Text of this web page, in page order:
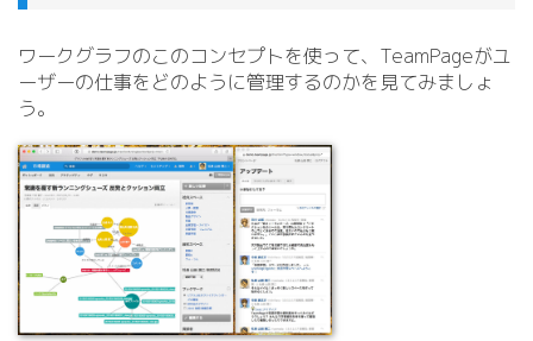
ワークグラフのこのコンセプトを使って、TeamPageがユ
ーザーの仕事をどのように管理するのかを見てみましょ
う。